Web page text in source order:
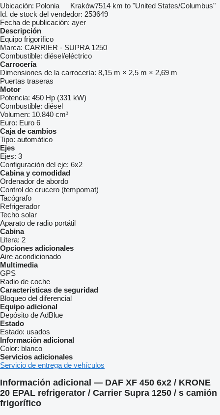
Ubicación: Polonia Kraków7514 km to "United States/Columbus"
Id. de stock del vendedor: 253649
Fecha de publicación: ayer
Descripción
Equipo frigorífico
Marca: CARRIER - SUPRA 1250
Combustible: diésel/eléctrico
Carrocería
Dimensiones de la carrocería: 8,15 m × 2,5 m × 2,69 m
Puertas traseras
Motor
Potencia: 450 Hp (331 kW)
Combustible: diésel
Volumen: 10.840 cm³
Euro: Euro 6
Caja de cambios
Tipo: automático
Ejes
Ejes: 3
Configuración del eje: 6x2
Cabina y comodidad
Ordenador de abordo
Control de crucero (tempomat)
Tacógrafo
Refrigerador
Techo solar
Aparato de radio portátil
Cabina
Litera: 2
Opciones adicionales
Aire acondicionado
Multimedia
GPS
Radio de coche
Características de seguridad
Bloqueo del diferencial
Equipo adicional
Depósito de AdBlue
Estado
Estado: usados
Información adicional
Color: blanco
Servicios adicionales
Servicio de entrega de vehículos
Información adicional — DAF XF 450 6x2 / KRONE
20 EPAL refrigerator / Carrier Supra 1250 / s camión
frigorífico